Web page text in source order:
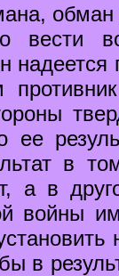
вести
ее
в
а в
войны
в